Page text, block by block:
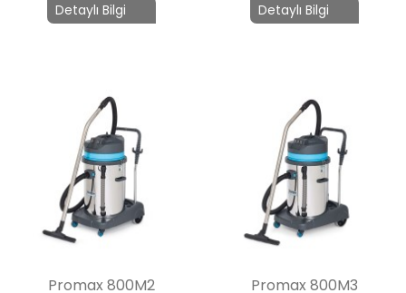
Detaylı Bilgi Detaylı Bilgi
Promax 800M2 Promax 800M3